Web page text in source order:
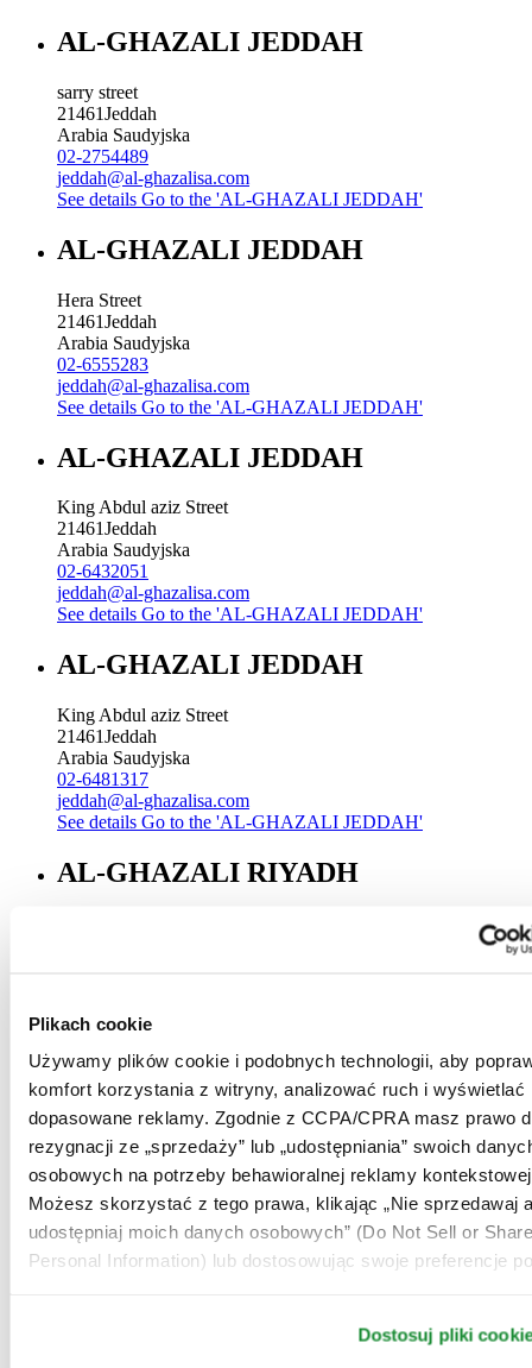
Plikach cookie
Używamy plików cookie i podobnych technologii, aby
komfort korzystania z witryny, analizować ruch i wyświetlać
dopasowane reklamy. Zgodnie z CCPA/CPRA masz prawo
rezygnacji ze „sprzedaży” lub „udostępniania” swoich
osobowych na potrzeby behawioralnej reklamy
Możesz skorzystać z tego prawa, klikając „Nie sprzedawaj
udostępniaj moich danych osobowych” (Do Not Sell or
Personal Information) lub dostosowując swoje preferencje
Dostosuj pliki
AL-GHAZALI JEDDAH
sarry street
21461Jeddah
Arabia Saudyjska
02-2754489
jeddah@al-ghazalisa.com
See details Go to the 'AL-GHAZALI JEDDAH'
AL-GHAZALI JEDDAH
Hera Street
21461Jeddah
Arabia Saudyjska
02-6555283
jeddah@al-ghazalisa.com
See details Go to the 'AL-GHAZALI JEDDAH'
AL-GHAZALI JEDDAH
King Abdul aziz Street
21461Jeddah
Arabia Saudyjska
02-6432051
jeddah@al-ghazalisa.com
See details Go to the 'AL-GHAZALI JEDDAH'
AL-GHAZALI JEDDAH
King Abdul aziz Street
21461Jeddah
Arabia Saudyjska
02-6481317
jeddah@al-ghazalisa.com
See details Go to the 'AL-GHAZALI JEDDAH'
AL-GHAZALI RIYADH
See detailsGo to the 'AL-GHAZALI RIYADH'
AL-GHAZALI RIYADH
Batha
Riyadh
Arabia Saudyjska
00966 1 4032968
Riyadh@al-ghazalisa.com
See detailsGo to the 'AL-GHAZALI RIYADH'